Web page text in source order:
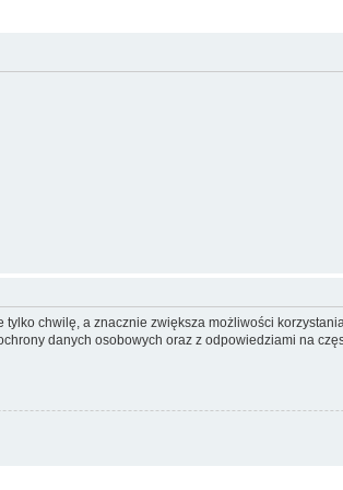
chwilę, a znacznie zwiększa możliwości
danych osobowych oraz z odpowiedziami na